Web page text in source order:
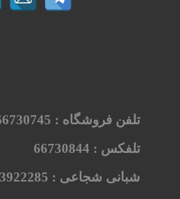
تلفن فروشگاه :
تلفکس :
شبانی شجاعی :